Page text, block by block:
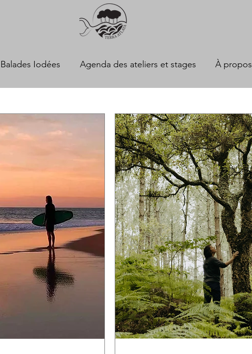
Balades Iodées Agenda des ateliers et stages À propos